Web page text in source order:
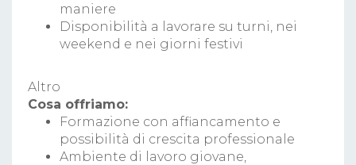
maniere
Disponibilità a lavorare su turni, nei
weekend e nei giorni festivi
Altro
Cosa offriamo:
Formazione con affiancamento e
possibilità di crescita professionale
Ambiente di lavoro giovane,